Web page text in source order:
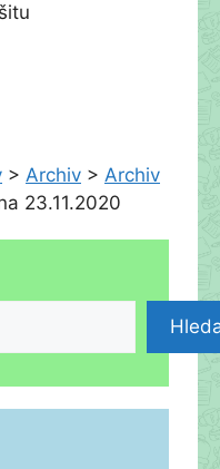
> Archiv > Archiv
23.11.2020